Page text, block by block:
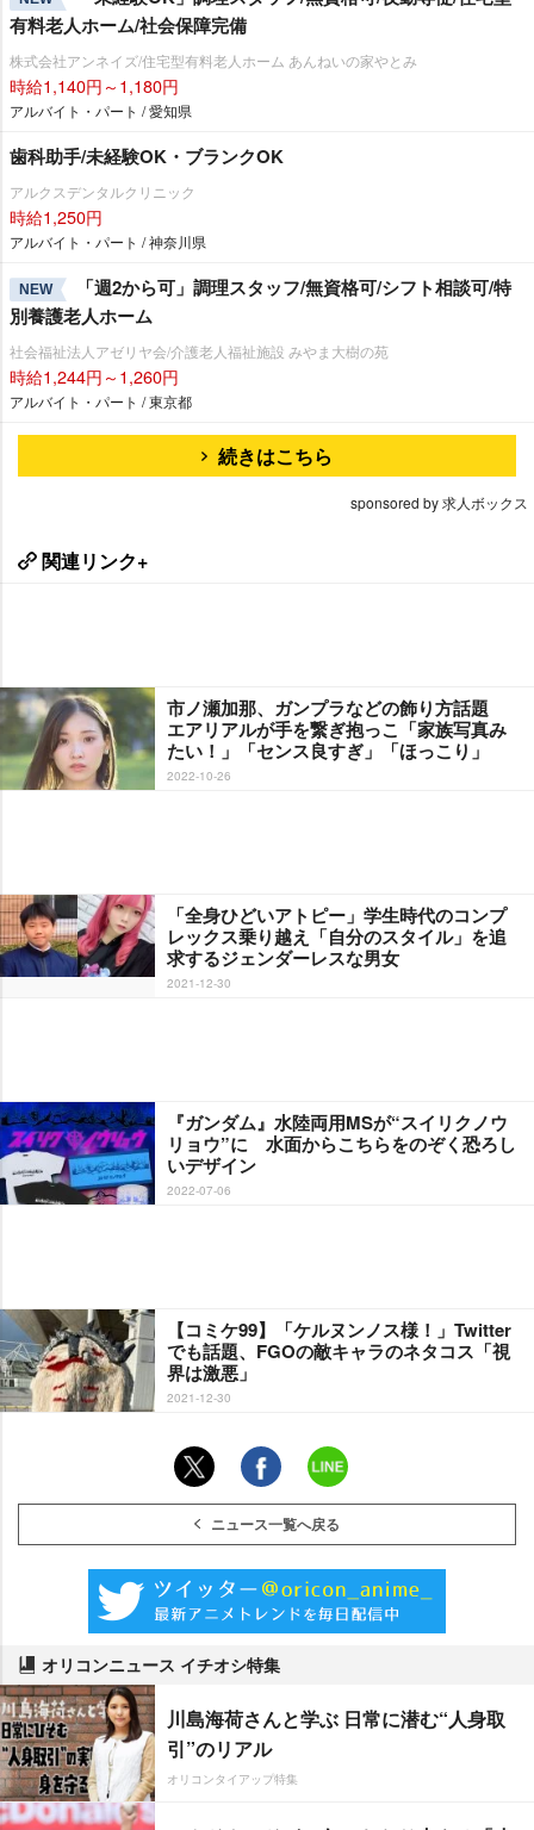
有料老人ホーム/社会保障完備
株式会社アンネイズ/住宅型有料老人ホーム あんねいの家やとみ
時給1,140円～1,180円
アルバイト・パート / 愛知県
歯科助手/未経験OK・ブランクOK
アルクスデンタルクリニック
時給1,250円
アルバイト・パート / 神奈川県
NEW
「週2から可」調理スタッフ/無資格可/シフト相談可/特
別養護老人ホーム
社会福祉法人アゼリヤ会/介護老人福祉施設 みやま大樹の苑
時給1,244円～1,260円
アルバイト・パート / 東京都
続きはこちら
sponsored by 求人ボックス
関連リンク+
市ノ瀬加那、ガンプラなどの飾り方話題
エアリアルが手を繋ぎ抱っこ「家族写真み
たい！」「センス良すぎ」「ほっこり」
2022-10-26
「全身ひどいアトピー」学生時代のコンプ
レックス乗り越え「自分のスタイル」を追
求するジェンダーレスな男女
2021-12-30
『ガンダム』水陸両用MSが“スイリクノウ
リョウ”に 水面からこちらをのぞく恐ろし
いデザイン
2022-07-06
【コミケ99】「ケルヌンノス様！」Twitter
でも話題、FGOの敵キャラのネタコス「視
界は激悪」
2021-12-30
ニュース一覧へ戻る
オリコンニュース イチオシ特集
川島海荷さんと学ぶ 日常に潜む“人身取
引”のリアル
オリコンタイアップ特集